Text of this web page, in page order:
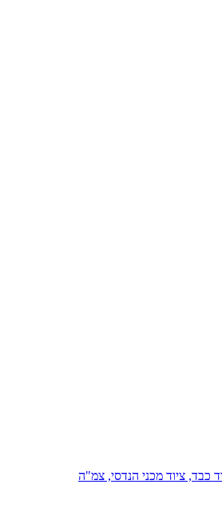
כבד, ציוד מכני הנדסי, צמ"ה